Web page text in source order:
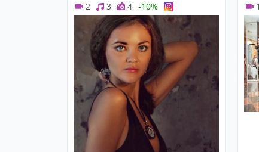
2
3 4 -10%
1